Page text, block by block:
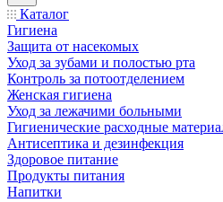
Каталог
Гигиена
Защита от насекомых
Уход за зубами и полостью рта
Контроль за потоотделением
Женская гигиена
Уход за лежачими больными
Гигиенические расходные
Антисептика и дезинфекция
Здоровое питание
Продукты питания
Напитки